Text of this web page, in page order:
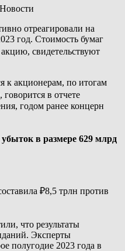
отреагировали на
год. Стоимость бумаг
свидетельствуют
к акционерам, по итогам
в отчете
годом ранее концерн
в размере 629 млрд
₽8,5 трлн против
что результаты
Эксперты
полугодие 2023 года в